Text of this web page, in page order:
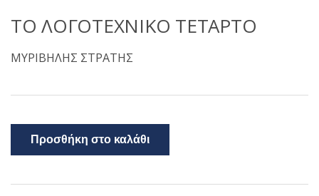
ΤΟ ΛΟΓΟΤΕΧΝΙΚΟ ΤΕΤΑΡΤΟ
ΜΥΡΙΒΗΛΗΣ ΣΤΡΑΤΗΣ
Προσθήκη στο καλάθι